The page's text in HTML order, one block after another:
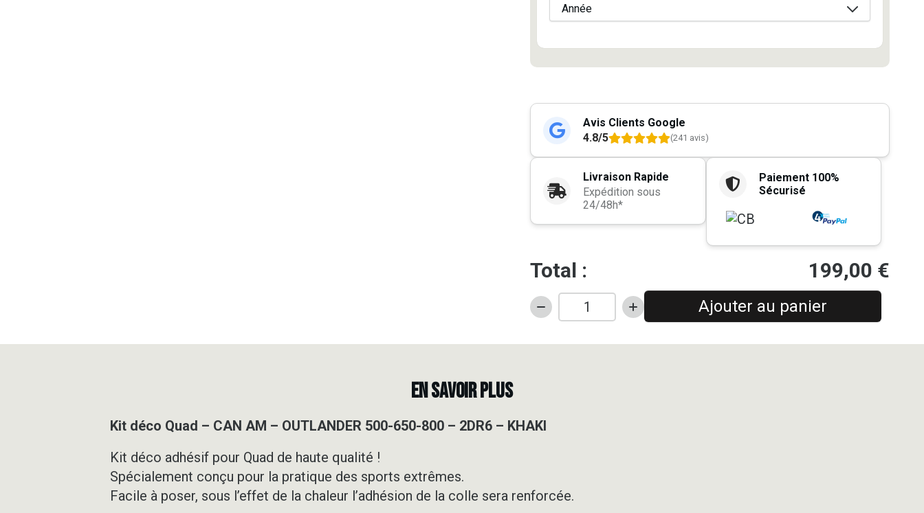
Avis Clients Google
4.8/5
(241 avis)
Livraison Rapide
Expédition sous
24/48h*
Paiement 100%
Sécurisé
Total : 199,00 €
quantité
Kit
AM
650-
Ajouter au panier
EN SAVOIR PLUS
Kit déco Quad – CAN AM – OUTLANDER 500-650-800 – 2DR6 – KHAKI
Kit déco adhésif pour Quad de haute qualité !
Spécialement conçu pour la pratique des sports extrêmes.
Facile à poser, sous l’effet de la chaleur l’adhésion de la colle sera renforcée.